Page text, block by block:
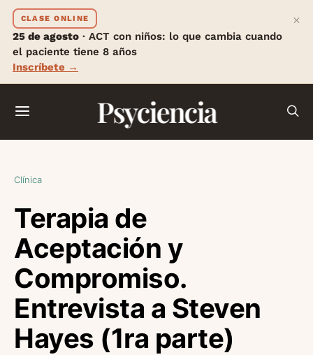
CLASE ONLINE
25 de agosto · ACT con niños: lo que cambia cuando
el paciente tiene 8 años
Inscríbete →
×
Psyciencia
Clínica
Terapia de
Aceptación y
Compromiso.
Entrevista a Steven
Hayes (1ra parte)